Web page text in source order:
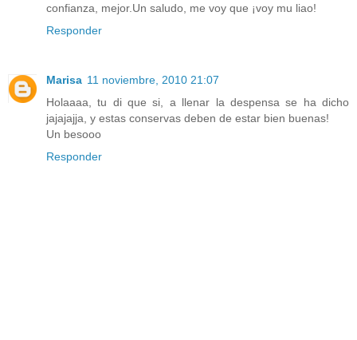
confianza, mejor.Un saludo, me voy que ¡voy mu liao!
Responder
Marisa 11 noviembre, 2010 21:07
Holaaaa, tu di que si, a llenar la despensa se ha dicho
jajajajja, y estas conservas deben de estar bien buenas!
Un besooo
Responder